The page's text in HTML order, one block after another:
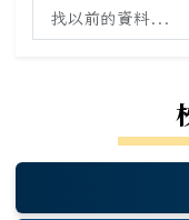
搜尋舊站內容